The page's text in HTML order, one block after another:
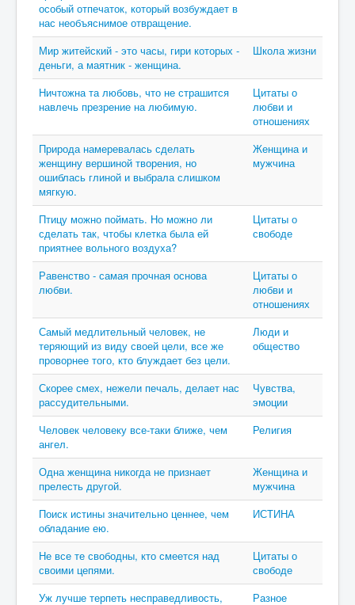
особый отпечаток, который возбуждает в
нас необъяснимое отвращение.
Мир житейский - это часы, гири которых -
деньги, а маятник - женщина.
Школа жизни
Ничтожна та любовь, что не страшится
навлечь презрение на любимую.
Цитаты о
любви и
отношениях
Природа намеревалась сделать
женщину вершиной творения, но
ошиблась глиной и выбрала слишком
мягкую.
Женщина и
мужчина
Птицу можно поймать. Но можно ли
сделать так, чтобы клетка была ей
приятнее вольного воздуха?
Цитаты о
свободе
Равенство - самая прочная основа
любви.
Цитаты о
любви и
отношениях
Самый медлительный человек, не
теряющий из виду своей цели, все же
проворнее того, кто блуждает без цели.
Люди и
общество
Скорее смех, нежели печаль, делает нас
рассудительными.
Чувства,
эмоции
Человек человеку все-таки ближе, чем
ангел.
Религия
Одна женщина никогда не признает
прелесть другой.
Женщина и
мужчина
Поиск истины значительно ценнее, чем
обладание ею.
ИСТИНА
Не все те свободны, кто смеется над
своими цепями.
Цитаты о
свободе
Уж лучше терпеть несправедливость,
Разное